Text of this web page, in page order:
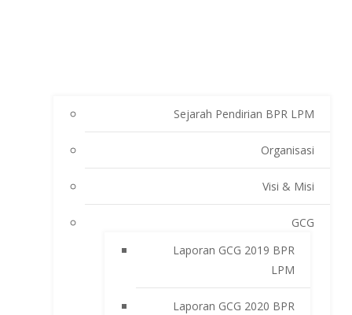
Sejarah Pendirian BPR LPM
Organisasi
Visi & Misi
GCG
Laporan GCG 2019 BPR
LPM
Laporan GCG 2020 BPR